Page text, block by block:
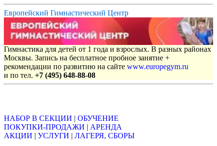
Европейский Гимнастический Центр
Гимнастика для детей от 1 года и взрослых. В разных районах
Москвы. Запись на бесплатное пробное занятие +
рекомендации по развитию на сайте www.europegym.ru
и по тел. +7 (495) 648-88-08
НАБОР В СЕКЦИИ | ОБУЧЕНИЕ
ПОКУПКИ-ПРОДАЖИ | АРЕНДА
АКЦИИ | УСЛУГИ | ЛАГЕРЯ, СБОРЫ